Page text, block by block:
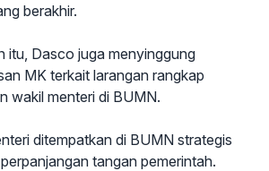
berakhir.
itu, Dasco juga menyinggung
MK terkait larangan rangkap
wakil menteri di BUMN.
ditempatkan di BUMN strategis
tangan pemerintah.